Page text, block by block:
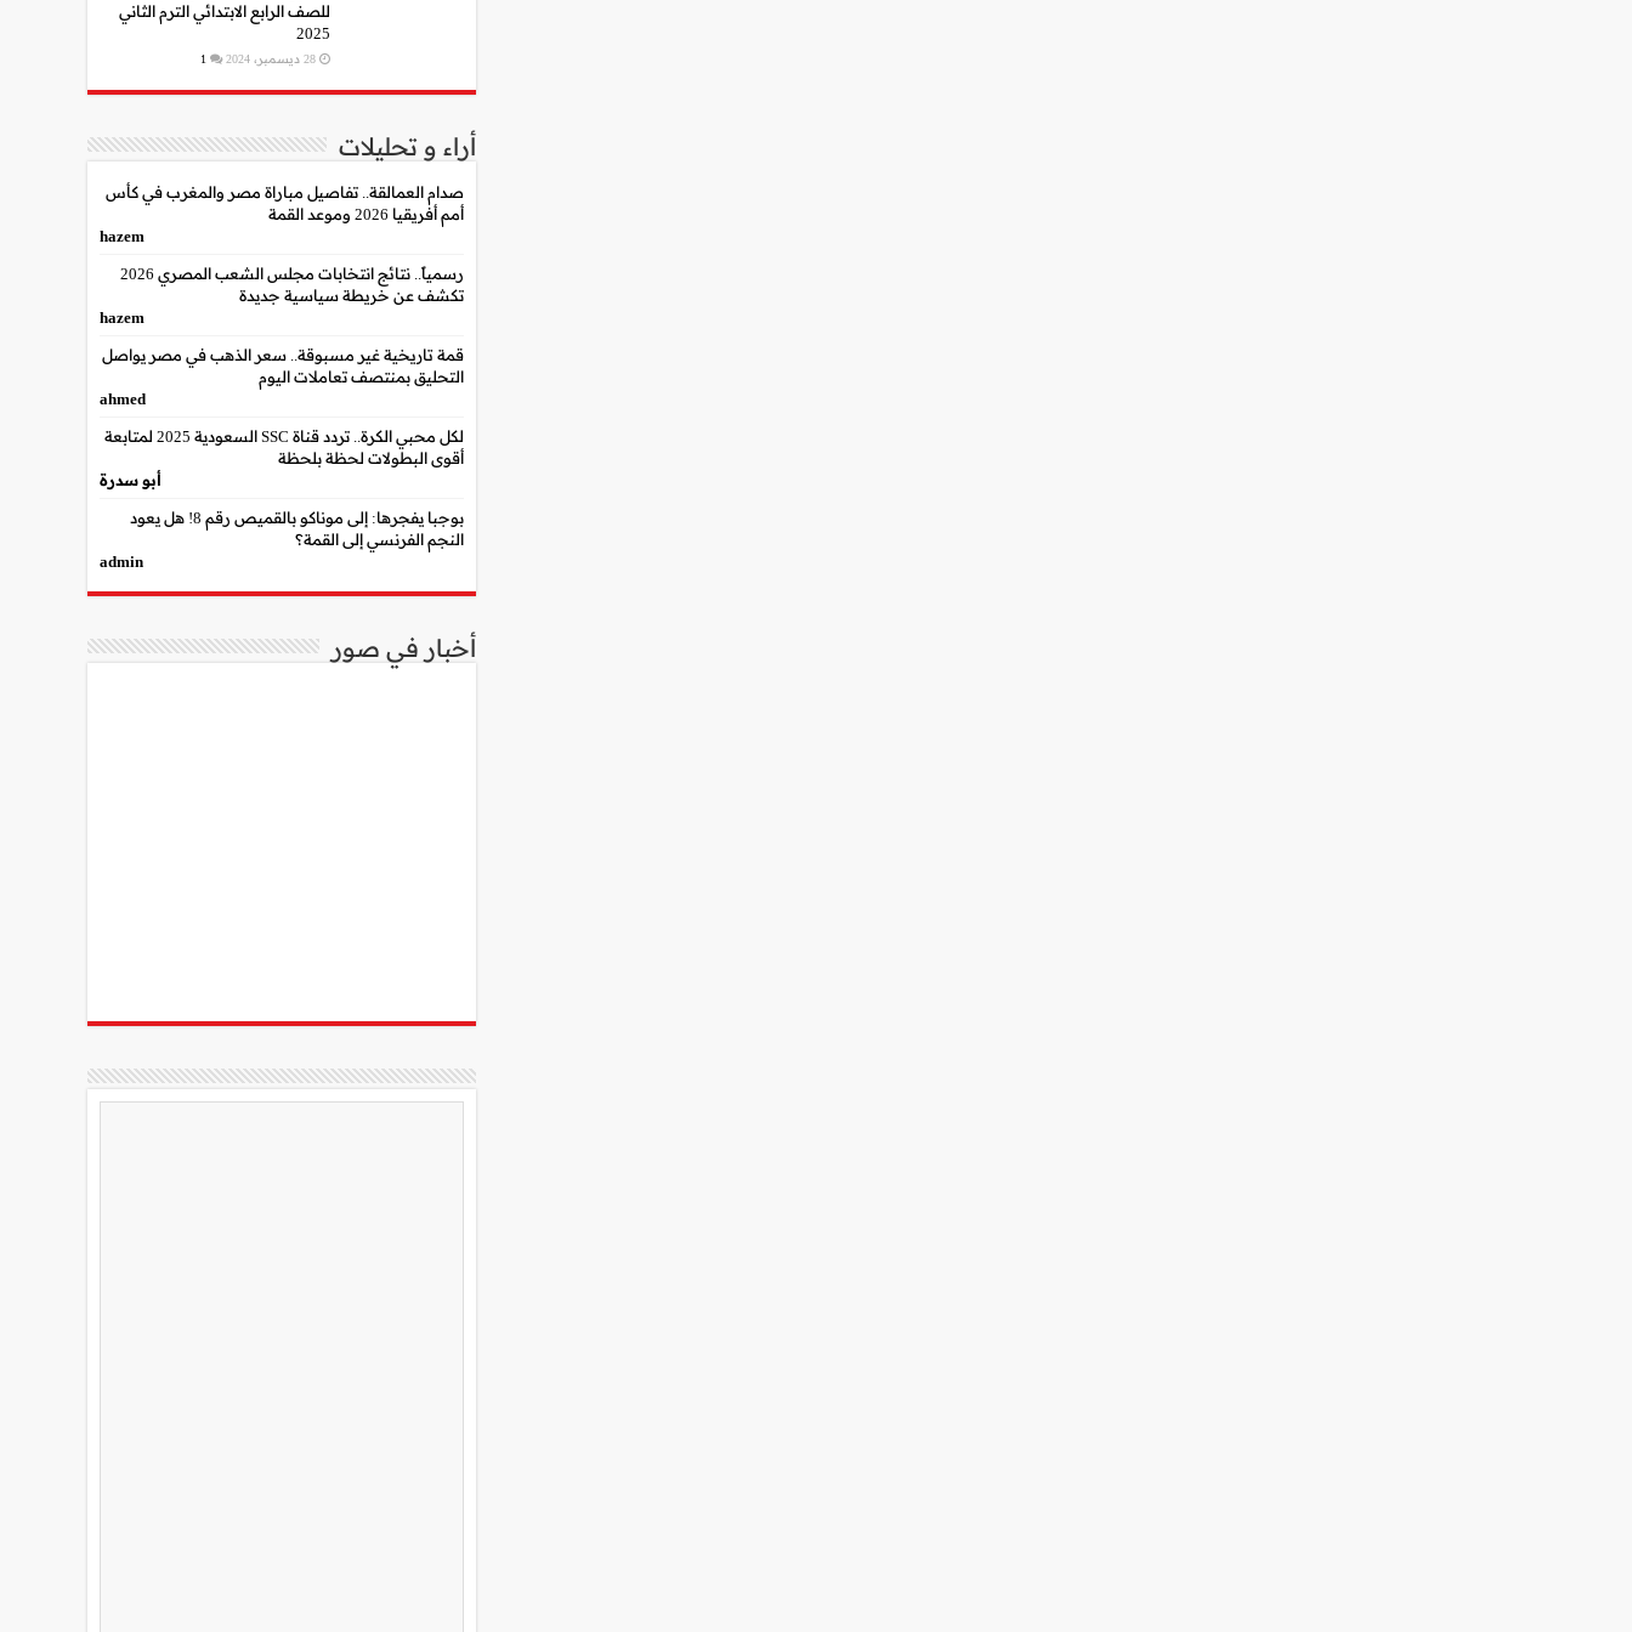
للصف الرابع الابتدائي الترم الثاني
2025
28 ديسمبر، 2024 1
أراء و تحليلات
صدام العمالقة.. تفاصيل مباراة مصر والمغرب في كأس
أمم أفريقيا 2026 وموعد القمة
hazem
رسمياً.. نتائج انتخابات مجلس الشعب المصري 2026
تكشف عن خريطة سياسية جديدة
hazem
قمة تاريخية غير مسبوقة.. سعر الذهب في مصر يواصل
التحليق بمنتصف تعاملات اليوم
ahmed
لكل محبي الكرة.. تردد قناة SSC السعودية 2025 لمتابعة
أقوى البطولات لحظة بلحظة
أبو سدرة
بوجبا يفجرها: إلى موناكو بالقميص رقم 8! هل يعود
النجم الفرنسي إلى القمة؟
admin
أخبار في صور